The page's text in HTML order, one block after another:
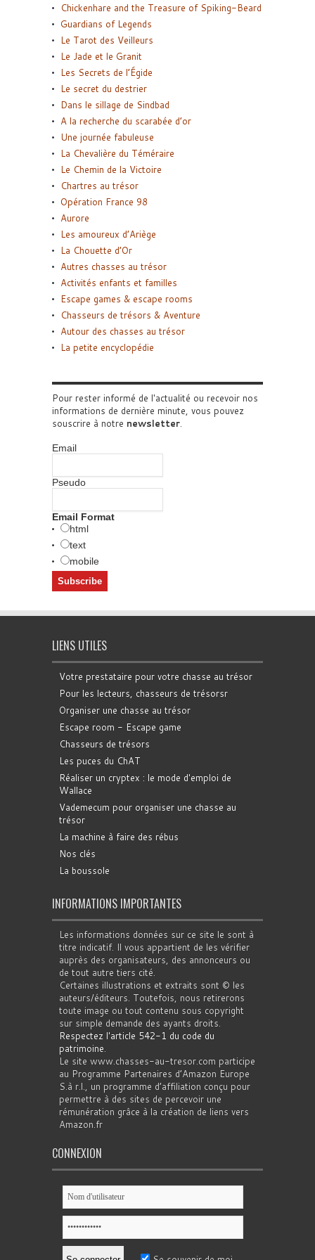
Chickenhare and the Treasure of Spiking-Beard
Guardians of Legends
Le Tarot des Veilleurs
Le Jade et le Granit
Les Secrets de l’Égide
Le secret du destrier
Dans le sillage de Sindbad
A la recherche du scarabée d’or
Une journée fabuleuse
La Chevalière du Téméraire
Le Chemin de la Victoire
Chartres au trésor
Opération France 98
Aurore
Les amoureux d’Ariège
La Chouette d’Or
Autres chasses au trésor
Activités enfants et familles
Escape games & escape rooms
Chasseurs de trésors & Aventure
Autour des chasses au trésor
La petite encyclopédie
Pour rester informé de l'actualité ou recevoir nos
informations de dernière minute, vous pouvez
souscrire à notre newsletter.
Email
Pseudo
Email Format
html
text
mobile
LIENS UTILES
Votre prestataire pour votre chasse au trésor
Pour les lecteurs, chasseurs de trésorsr
Organiser une chasse au trésor
Escape room - Escape game
Chasseurs de trésors
Les puces du ChAT
Réaliser un cryptex : le mode d'emploi de
Wallace
Vademecum pour organiser une chasse au
trésor
La machine à faire des rébus
Nos clés
La boussole
INFORMATIONS IMPORTANTES
Les informations données sur ce site le sont à
titre indicatif. Il vous appartient de les vérifier
auprès des organisateurs, des annonceurs ou
de tout autre tiers cité.
Certaines illustrations et extraits sont © les
auteurs/éditeurs. Toutefois, nous retirerons
toute image ou tout contenu sous copyright
sur simple demande des ayants droits.
Respectez l'article 542-1 du code du
patrimoine.
Le site www.chasses-au-tresor.com participe
au Programme Partenaires d’Amazon Europe
S.à r.l., un programme d’affiliation conçu pour
permettre à des sites de percevoir une
rémunération grâce à la création de liens vers
Amazon.fr
CONNEXION